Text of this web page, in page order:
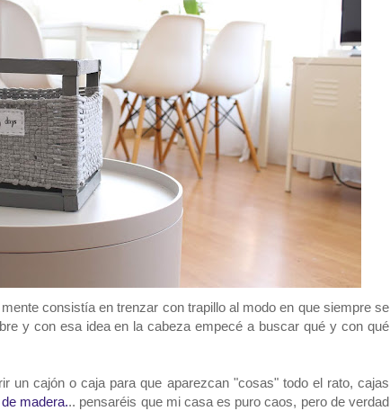
consistía en trenzar con trapillo al modo en que siempre se
y con esa idea en la cabeza empecé a buscar qué y con qué
un cajón o caja para que aparezcan "cosas" todo el rato, cajas
madera... pensaréis que mi casa es puro caos, pero de verdad